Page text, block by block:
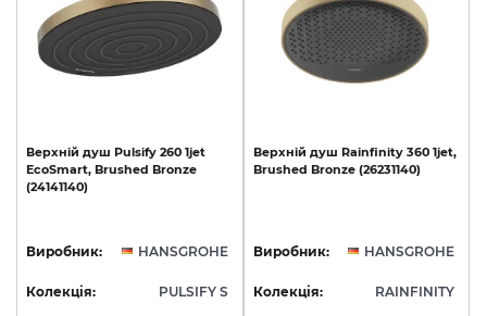
Верхній душ Pulsify 260 1jet
EcoSmart, Brushed Bronze
(24141140)
Виробник: HANSGROHE
Колекція: PULSIFY S
Верхній душ Rainfinity 360 1jet,
Brushed Bronze (26231140)
Виробник: HANSGROHE
Колекція: RAINFINITY